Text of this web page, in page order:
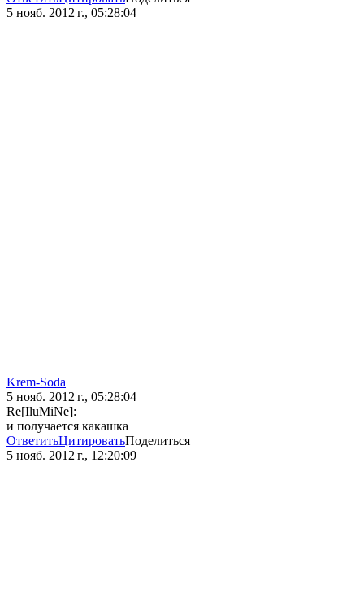
5 нояб. 2012 г., 05:28:04
Krem-Soda
5 нояб. 2012 г., 05:28:04
Re[IluMiNe]:
и получается какашка
ОтветитьЦитироватьПоделиться
5 нояб. 2012 г., 12:20:09